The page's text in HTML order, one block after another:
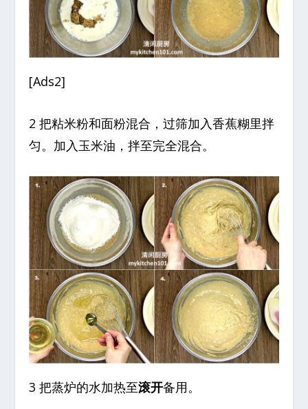
[Ads2]
2 把粘米粉和面粉混合，过筛加入香蕉糊里拌
匀。加入玉米油，拌至完全混合。
3 把蒸炉的水加热至滚开备用。